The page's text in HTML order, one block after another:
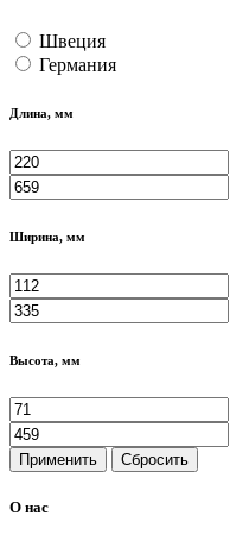
Швеция
Германия
Длина, мм
Ширина, мм
Высота, мм
Применить Сбросить
О нас